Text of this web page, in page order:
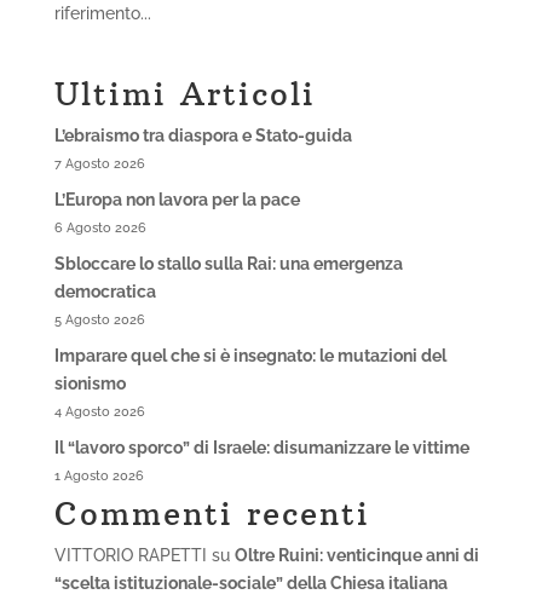
riferimento...
Ultimi Articoli
L’ebraismo tra diaspora e Stato-guida
7 Agosto 2026
L’Europa non lavora per la pace
6 Agosto 2026
Sbloccare lo stallo sulla Rai: una emergenza
democratica
5 Agosto 2026
Imparare quel che si è insegnato: le mutazioni del
sionismo
4 Agosto 2026
Il “lavoro sporco” di Israele: disumanizzare le vittime
1 Agosto 2026
Commenti recenti
VITTORIO RAPETTI su Oltre Ruini: venticinque anni di
“scelta istituzionale-sociale” della Chiesa italiana